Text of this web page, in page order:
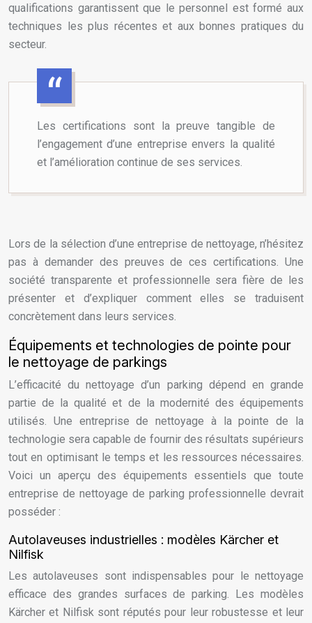
qualifications garantissent que le personnel est formé aux
techniques les plus récentes et aux bonnes pratiques du
secteur.
Les certifications sont la preuve tangible de
l’engagement d’une entreprise envers la qualité
et l’amélioration continue de ses services.
Lors de la sélection d’une entreprise de nettoyage, n’hésitez
pas à demander des preuves de ces certifications. Une
société transparente et professionnelle sera fière de les
présenter et d’expliquer comment elles se traduisent
concrètement dans leurs services.
Équipements et technologies de pointe pour
le nettoyage de parkings
L’efficacité du nettoyage d’un parking dépend en grande
partie de la qualité et de la modernité des équipements
utilisés. Une entreprise de nettoyage à la pointe de la
technologie sera capable de fournir des résultats supérieurs
tout en optimisant le temps et les ressources nécessaires.
Voici un aperçu des équipements essentiels que toute
entreprise de nettoyage de parking professionnelle devrait
posséder :
Autolaveuses industrielles : modèles Kärcher et
Nilfisk
Les autolaveuses sont indispensables pour le nettoyage
efficace des grandes surfaces de parking. Les modèles
Kärcher et Nilfisk sont réputés pour leur robustesse et leur